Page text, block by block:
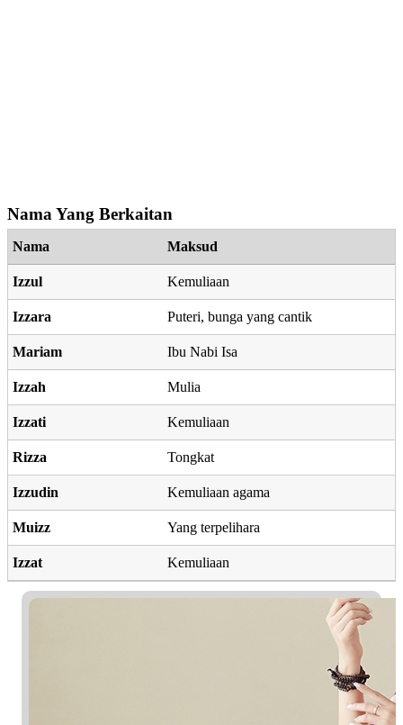
Nama Yang Berkaitan
Nama Maksud
Izzul Kemuliaan
Izzara Puteri, bunga yang cantik
Mariam Ibu Nabi Isa
Izzah Mulia
Izzati Kemuliaan
Rizza Tongkat
Izzudin Kemuliaan agama
Muizz Yang terpelihara
Izzat Kemuliaan